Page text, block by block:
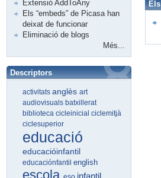
Extensió AddToAny
Els “embeds” de Picasa han
deixat de funcionar
Eliminació de blogs
Més...
Descriptors
activitatsanglèsart
audiovisualsbatxillerat
bibliotecacicleinicialciclemitjà
ciclesuperior
educació
educacióinfantil
educaciónfantilenglish
escola infantil